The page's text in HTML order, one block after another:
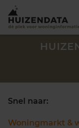
Snel naar:
Woningmarkt &